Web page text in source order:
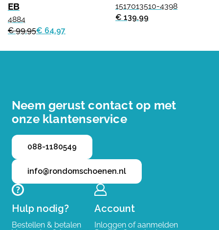
EB
4884
€ 99.95€ 64.97
1517013510-4398
€ 139.99
Neem gerust contact op met
onze klantenservice
088-1180549
info@rondomschoenen.nl
Hulp nodig?
Bestellen & betalen
Account
Inloggen of aanmelden